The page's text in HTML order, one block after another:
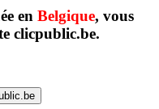
en Belgique, vous
clicpublic.be.